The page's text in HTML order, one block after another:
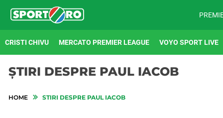
CRISTI CHIVU MERCATO PREMIER LEAGUE VOYO SPORT LIVE
ȘTIRI DESPRE PAUL IACOB
HOME STIRI DESPRE PAUL IACOB